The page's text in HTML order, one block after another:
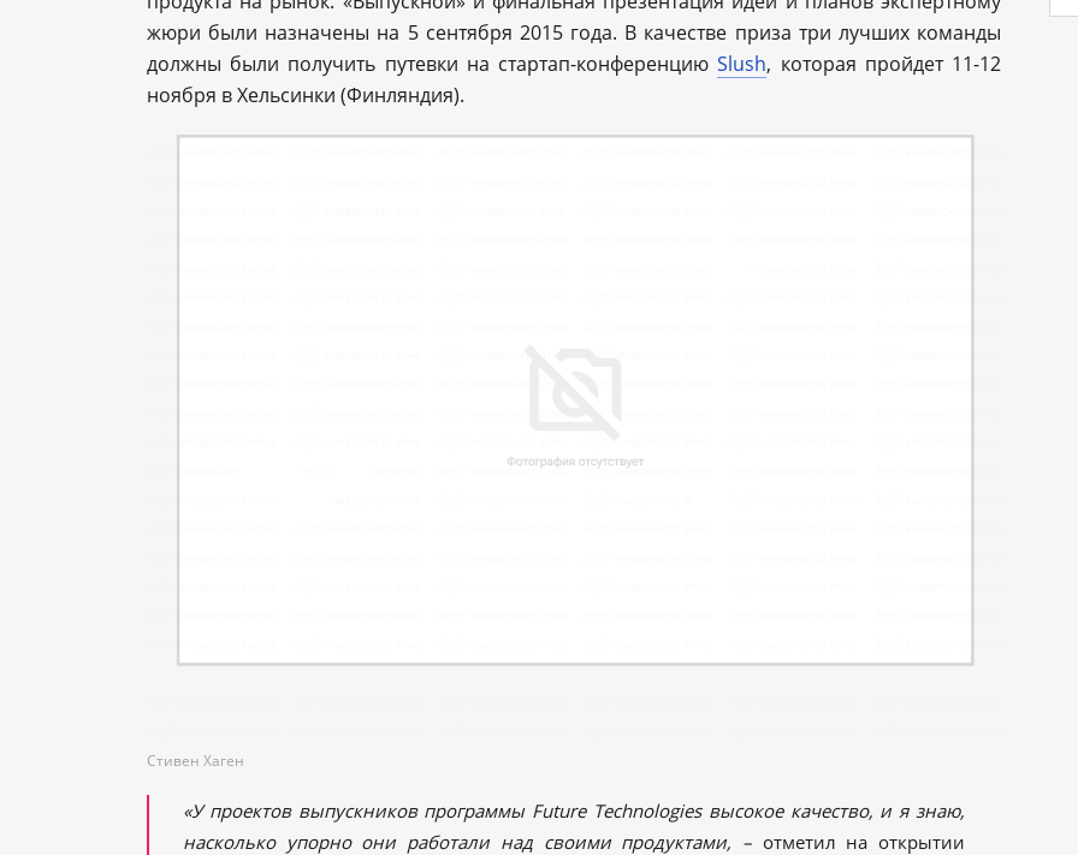
жюри были назначены на 5 сентября 2015 года. В качестве приза три лучших команды
должны были получить путевки на стартап-конференциюSlush, которая пройдет 11-12
ноября в Хельсинки (Финляндия).
Стивен Хаген
«У проектов выпускников программы Future Technologies высокое качество, и я знаю,
насколько упорно они работали над своими продуктами, – отметил на открытии